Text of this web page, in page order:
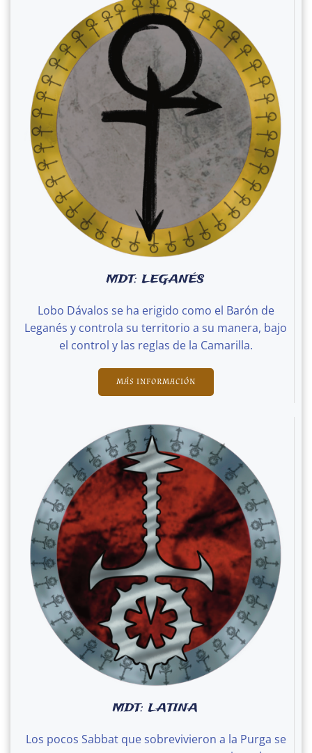
MDT: LEGANÉS
Lobo Dávalos se ha erigido como el Barón de
Leganés y controla su territorio a su manera, bajo
el control y las reglas de la Camarilla.
MÁS INFORMACIÓN
MDT: LATINA
Los pocos Sabbat que sobrevivieron a la Purga se